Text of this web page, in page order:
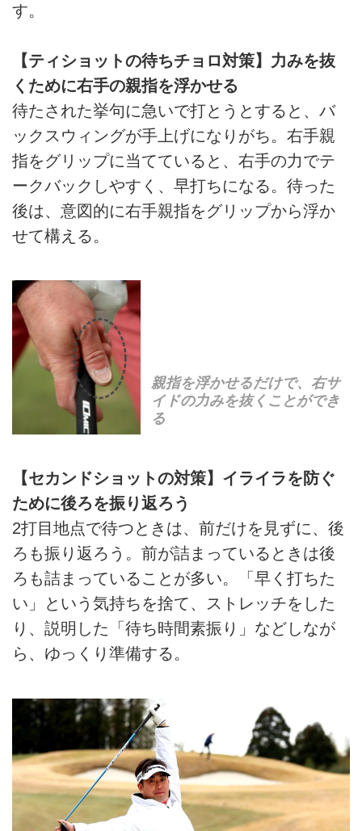
す。
【ティショットの待ちチョロ対策】力みを抜
くために右手の親指を浮かせる
待たされた挙句に急いで打とうとすると、バ
ックスウィングが手上げになりがち。右手親
指をグリップに当てていると、右手の力でテ
ークバックしやすく、早打ちになる。待った
後は、意図的に右手親指をグリップから浮か
せて構える。
親指を浮かせるだけで、右サ
イドの力みを抜くことができ
る
【セカンドショットの対策】イライラを防ぐ
ために後ろを振り返ろう
2打目地点で待つときは、前だけを見ずに、後
ろも振り返ろう。前が詰まっているときは後
ろも詰まっていることが多い。「早く打ちた
い」という気持ちを捨て、ストレッチをした
り、説明した「待ち時間素振り」などしなが
ら、ゆっくり準備する。